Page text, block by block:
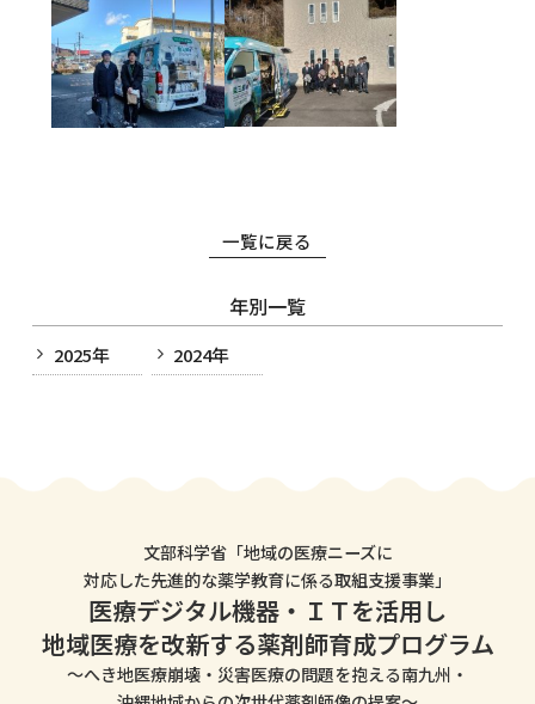
一覧に戻る
年別一覧
2025年 2024年
文部科学省「地域の医療ニーズに
対応した先進的な薬学教育に係る取組支援事業」
医療デジタル機器・ＩＴを活用し
地域医療を改新する薬剤師育成プログラム
～へき地医療崩壊・災害医療の問題を抱える南九州・